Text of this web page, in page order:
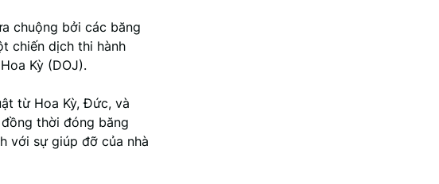
chuộng bởi các băng
chiến dịch thi hành
Kỳ (DOJ).
từ Hoa Kỳ, Đức, và
thời đóng băng
với sự giúp đỡ của nhà